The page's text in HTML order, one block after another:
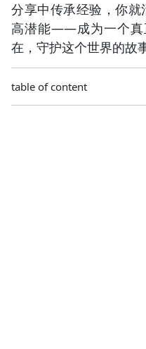
分享中传承经验，你
高潜能——成为一个真
在，守护这个世界的故
table of content